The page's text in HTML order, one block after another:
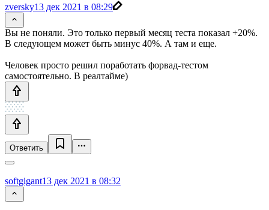
zversky13 дек 2021 в 08:29
Вы не поняли. Это только первый месяц теста показал +20%.
В следующем может быть минус 40%. А там и еще.
Человек просто решил поработать форвад-тестом
самостоятельно. В реалтайме)
Ответить
softgigant13 дек 2021 в 08:32